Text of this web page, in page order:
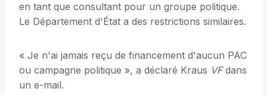
en tant que consultant pour un groupe politique.
Le Département d'État a des restrictions similaires.
« Je n'ai jamais reçu de financement d'aucun PAC
ou campagne politique », a déclaré Kraus VFdans
un e-mail.